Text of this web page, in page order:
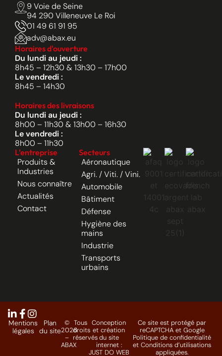
9 Voie de Seine
94 290 Villeneuve Le Roi
01 49 61 91 95
adv@abax.eu
Horaires d'ouverture
Du lundi au jeudi :
8h45 – 12h30 & 13h30 – 17h00
Le vendredi :
8h45 – 14h30
Horaires des livraisons
Du lundi au jeudi :
8h00 – 11h30 & 13h00 – 16h30
Le vendredi :
8h00 – 11h30
L'entreprise
Produits &
Industries
Nous connaître
Actualités
Contact
Secteurs
Aéronautique
Agri. / Viti. / Vini.
Automobile
Bâtiment
Défense
Hygiène des
mains
Industrie
Transports
urbains
©
2026
–
ABAX
Tous
droits
réservés
Conception
et création
du site
internet :
JUST DO WEB
Ce site est protégé par
reCAPTCHA et Google
Politique de confidentialité
et Conditions d’utilisations
appliquées.
Mentions
légales
Plan
du site